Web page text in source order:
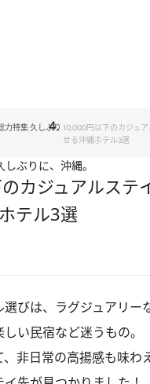
力特集 久しぶり 10,000円以下のカジュ
せる沖縄ホテル3選
ぶりに、沖縄。
カジュアルステ
テル3選
びは、ラグジュアリー
い民宿など迷うもの。
非日常の高揚感も味わ